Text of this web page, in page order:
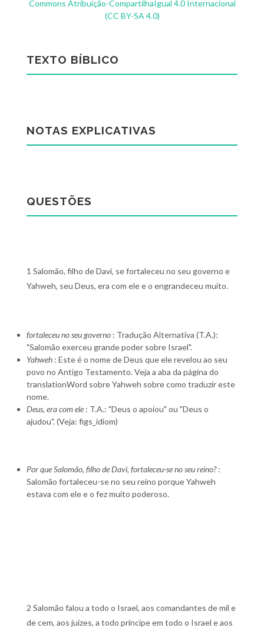
Commons Atribuição-CompartilhaIgual 4.0 Internacional
(CC BY-SA 4.0)
TEXTO BÍBLICO
NOTAS EXPLICATIVAS
QUESTÕES
1 Salomão, filho de Davi, se fortaleceu no seu governo e
Yahweh, seu Deus, era com ele e o engrandeceu muito.
fortaleceu no seu governo : Tradução Alternativa (T.A.):
"Salomão exerceu grande poder sobre Israel".
Yahweh : Este é o nome de Deus que ele revelou ao seu
povo no Antigo Testamento. Veja a aba da página do
translationWord sobre Yahweh sobre como traduzir este
nome.
Deus, era com ele : T.A.: "Deus o apoiou" ou "Deus o
ajudou". (Veja: figs_idiom)
Por que Salomão, filho de Davi, fortaleceu-se no seu reino?:
Salomão fortaleceu-se no seu reino porque Yahweh
estava com ele e o fez muito poderoso.
2 Salomão falou a todo o Israel, aos comandantes de mil e
de cem, aos juízes, a todo príncipe em todo o Israel e aos